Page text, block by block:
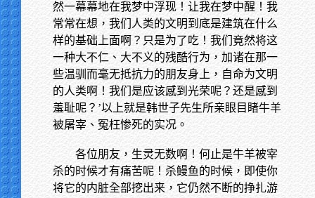
然一幕幕地在我梦中浮现！让我在梦中醒！我
常常在想，我们人类的文明到底是建筑在什么
样的基础上面啊？只是为了吃！我们竟然将这
一种大不仁、大不义的残酷行为，加诸在那一
些温驯而毫无抵抗力的朋友身上，自命为文明
的人类啊！我们是应该感到光荣呢？还是感到
羞耻呢？’以上就是韩世子先生所亲眼目睹牛羊
被屠宰、冤枉惨死的实况。
各位朋友，生灵无数啊！何止是牛羊被宰
杀的时候才有痛苦呢！杀鳗鱼的时候，即使你
将它的内脏全部挖出来，它仍然不断的挣扎游